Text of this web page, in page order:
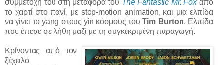
συμμετοχή του στη μεταφορά του The Fantastic Mr. Foxαπό
το χαρτί στο πανί, με stop-motion animation, και μια ελπίδα
να γίνει το yang στους yin κόσμους τουTim Burton. Ελπίδα
που έπεσε σε λήθη μαζί με τη συγκεκριμένη παραγωγή.
Κρίνοντας από τον
ξέχειλο